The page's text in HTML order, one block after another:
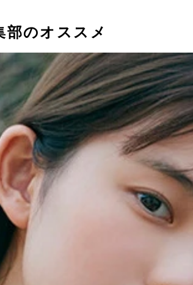
～』小日向ゆか（撮影／小塚毅之）
杉作J太郎）
部のオススメ